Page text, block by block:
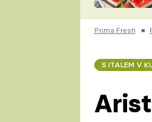
Prima Fresh ■
S ITALEM V